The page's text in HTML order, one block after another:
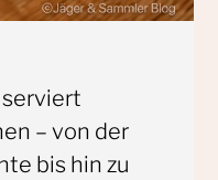
– von der
bis hin zu